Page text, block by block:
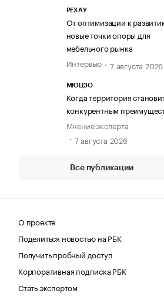
РЕХАУ
От оптимизации к
новые точки опоры для
мебельного рынка
Интервью
7 августа 2026
МЮЦЗО
Когда территория
конкурентным
Мнение эксперта
7 августа 2026
Все публикации
О проекте
Поделиться новостью на РБК
Получить пробный доступ
Корпоративная подписка РБК
Стать экспертом